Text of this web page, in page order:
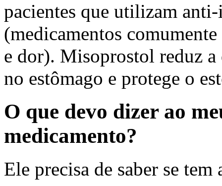
pacientes que utilizam
(medicamentos
e dor). Misoprostol reduz
no estômago e protege o
O que devo dizer ao
medicamento?
Ele precisa de saber se